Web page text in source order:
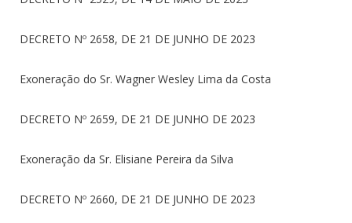
DECRETO Nº 2658, DE 21 DE JUNHO DE 2023
Exoneração do Sr. Wagner Wesley Lima da Costa
DECRETO Nº 2659, DE 21 DE JUNHO DE 2023
Exoneração da Sr. Elisiane Pereira da Silva
DECRETO Nº 2660, DE 21 DE JUNHO DE 2023